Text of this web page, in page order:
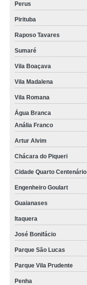
Perus
Pirituba
Raposo Tavares
Sumaré
Vila Boaçava
Vila Madalena
Vila Romana
Água Branca
Anália Franco
Artur Alvim
Chácara do Piqueri
Cidade Quarto Centenário
Engenheiro Goulart
Guaianases
Itaquera
José Bonifácio
Parque São Lucas
Parque Vila Prudente
Penha